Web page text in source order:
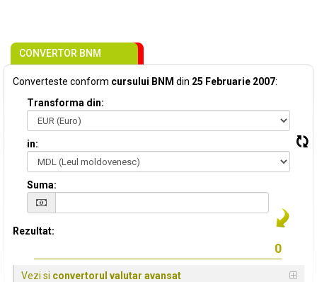
CONVERTOR BNM
Converteste conform cursului BNM din 25 Februarie 2007:
Transforma din:
in:
Suma:
Rezultat:
Vezi si convertorul valutar avansat